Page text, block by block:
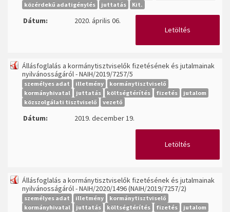
közérdekű adatigénylés
juttatás Kit.
Dátum:
2020. április 06.
Letöltés
Állásfoglalás a kormánytisztviselők fizetésének és jutalmainak
nyilvánosságáról - NAIH/2019/7257/5
személyes adat illetmény
kormánytisztviselő
kormányhivatal
juttatás költségtérítés fizetés
jutalom
közszolgálati tisztviselő
vezető
Dátum: 2019. december 19.
Letöltés
Állásfoglalás a kormánytisztviselők fizetésének és jutalmainak
nyilvánosságáról - NAIH/2020/1496 (NAIH/2019/7257/2)
személyes adat illetmény
kormánytisztviselő
kormányhivatal
juttatás költségtérítés fizetés
jutalom